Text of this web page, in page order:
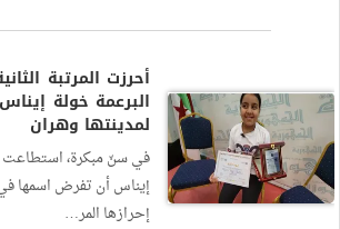
أحرزت المرتبة
البرعمة خولة
لمدينتها وهران
في سنّ مبكرة، استطاعت
إيناس أن تفرض اسمها في
إحرازها المر…